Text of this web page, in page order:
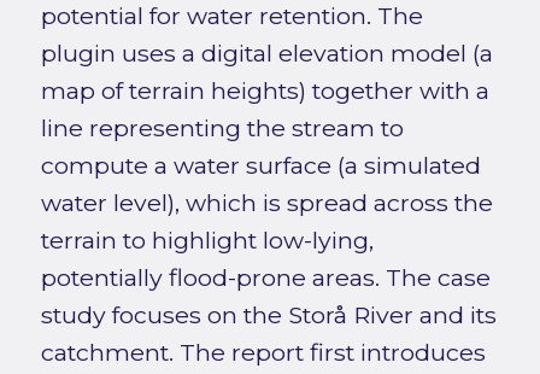
potential for water retention. The
plugin uses a digital elevation model (a
map of terrain heights) together with a
line representing the stream to
compute a water surface (a simulated
water level), which is spread across the
terrain to highlight low-lying,
potentially flood-prone areas. The case
study focuses on the Storå River and its
catchment. The report first introduces